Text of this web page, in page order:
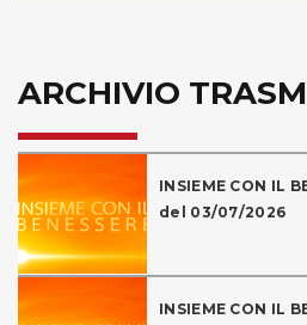
ARCHIVIO
INSIEME CON IL
del 03/07/2026
INSIEME CON IL